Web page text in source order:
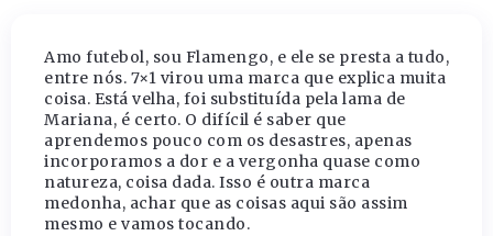
Amo futebol, sou Flamengo, e ele se presta a tudo,
entre nós. 7×1 virou uma marca que explica muita
coisa. Está velha, foi substituída pela lama de
Mariana, é certo. O difícil é saber que
aprendemos pouco com os desastres, apenas
incorporamos a dor e a vergonha quase como
natureza, coisa dada. Isso é outra marca
medonha, achar que as coisas aqui são assim
mesmo e vamos tocando.